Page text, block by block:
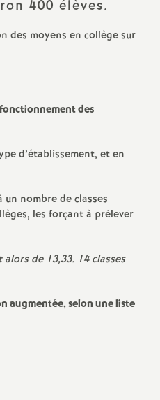
400 élèves.
des moyens en collège sur
des
d’établissement, et en
un nombre de classes
les forçant à prélever
de 13,33. 14 classes
augmentée, selon une liste